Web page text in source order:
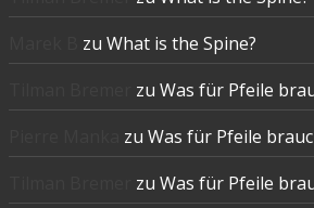
zu What is the Spine?
zu Was für Pfeile
zu Was für Pfeile
zu Was für Pfeile